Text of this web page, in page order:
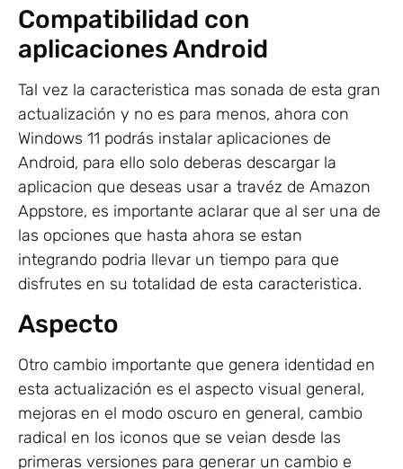
Compatibilidad con
aplicaciones Android
Tal vez la caracteristica mas sonada de esta gran
actualización y no es para menos, ahora con
Windows 11 podrás instalar aplicaciones de
Android, para ello solo deberas descargar la
aplicacion que deseas usar a travéz de Amazon
Appstore, es importante aclarar que al ser una de
las opciones que hasta ahora se estan
integrando podria llevar un tiempo para que
disfrutes en su totalidad de esta caracteristica.
Aspecto
Otro cambio importante que genera identidad en
esta actualización es el aspecto visual general,
mejoras en el modo oscuro en general, cambio
radical en los iconos que se veian desde las
primeras versiones para generar un cambio e